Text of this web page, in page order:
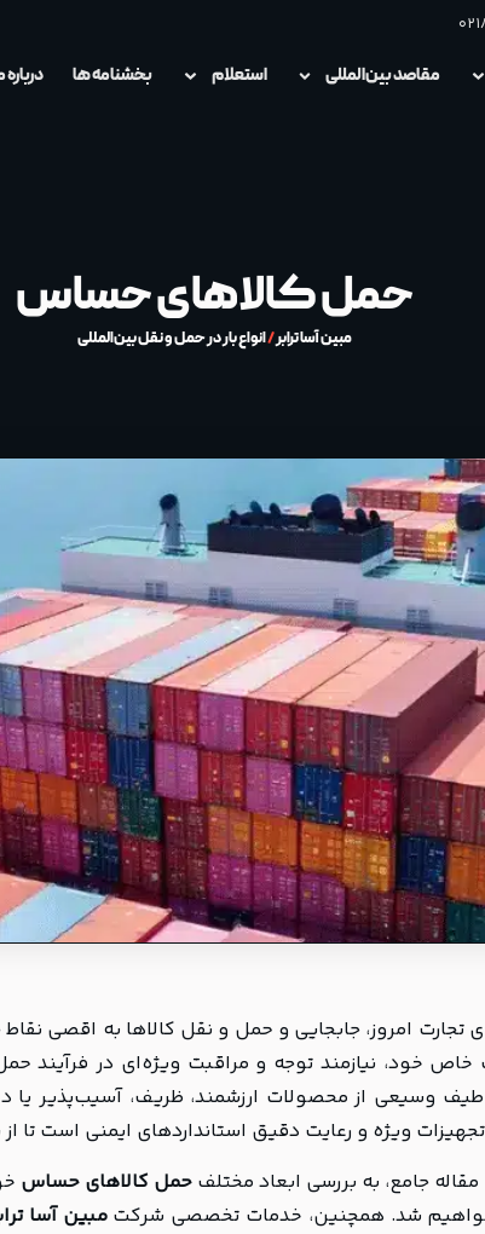
مقاصد بین‌المللی استعلام بخشنامه ها
درباره
حمل کالاهای حساس
مبین آسا ترابر/انواع بار در حمل و نقل بین‌المللی
تجارت امروز، جابجایی و حمل و نقل کالاها به اقصی
خود، نیازمند توجه و مراقبت ویژه‌ای در فرآیند
وسیعی از محصولات ارزشمند، ظریف، آسیب‌پذیر یا
تجهیزات ویژه و رعایت دقیق استانداردهای ایمنی است تا
جامع، به بررسی ابعاد مختلفحمل کالاهای حساس
شد. همچنین، خدمات تخصصی شرکتمبین آسا